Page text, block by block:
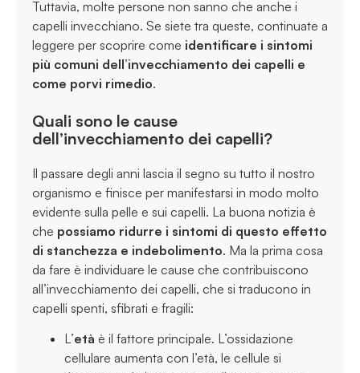
Tuttavia, molte persone non sanno che anche i
capelli invecchiano. Se siete tra queste, continuate a
leggere per scoprire come identificare i sintomi
più comuni dell’invecchiamento dei capelli e
come porvi rimedio.
Quali sono le cause
dell’invecchiamento dei capelli?
Il passare degli anni lascia il segno su tutto il nostro
organismo e finisce per manifestarsi in modo molto
evidente sulla pelle e sui capelli. La buona notizia è
che possiamo ridurre i sintomi di questo effetto
di stanchezza e indebolimento. Ma la prima cosa
da fare è individuare le cause che contribuiscono
all’invecchiamento dei capelli, che si traducono in
capelli spenti, sfibrati e fragili:
L’età è il fattore principale. L’ossidazione
cellulare aumenta con l’età, le cellule si